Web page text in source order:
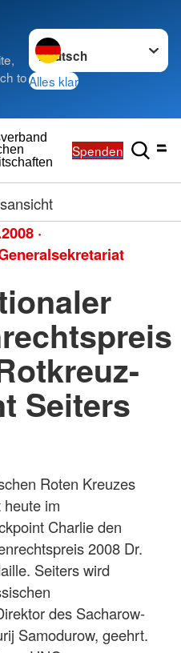
to
Sprache wechseln zu
Alles klar
Spenden
·
Seiters
Roten Kreuzes
im
Charlie den
2008 Dr.
Seiters wird
des Sacharow-
Samodurow, geehrt.